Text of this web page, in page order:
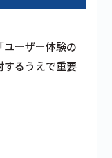
ユーザー体験の
するうえで重要